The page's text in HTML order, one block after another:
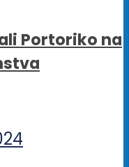
Portoriko na